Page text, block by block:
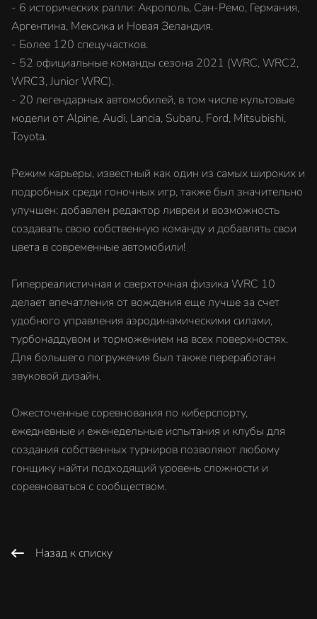
- 6 исторических ралли: Акрополь, Сан-Ремо, Германия,
Аргентина, Мексика и Новая Зеландия.
- Более 120 спецучастков.
- 52 официальные команды сезона 2021 (WRC, WRC2,
WRC3, Junior WRC).
- 20 легендарных автомобилей, в том числе культовые
модели от Alpine, Audi, Lancia, Subaru, Ford, Mitsubishi,
Toyota.
Режим карьеры, известный как один из самых широких и
подробных среди гоночных игр, также был значительно
улучшен: добавлен редактор ливреи и возможность
создавать свою собственную команду и добавлять свои
цвета в современные автомобили!
Гиперреалистичная и сверхточная физика WRC 10
делает впечатления от вождения еще лучше за счет
удобного управления аэродинамическими силами,
турбонаддувом и торможением на всех поверхностях.
Для большего погружения был также переработан
звуковой дизайн.
Ожесточенные соревнования по киберспорту,
ежедневные и еженедельные испытания и клубы для
создания собственных турниров позволяют любому
гонщику найти подходящий уровень сложности и
соревноваться с сообществом.
Назад к списку